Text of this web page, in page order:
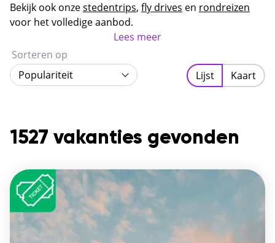
Rome of Barcelona tot een fly drive door Sardinië of
Madeira. Vertrek binnen een maand en geniet op eigen
Bekijk ook onzestedentrips, fly drives en rondreizen
voor het volledige aanbod.
Lees meer
1527 vakanties gevonden
Sorteren op
Populariteit
Lijst Kaart